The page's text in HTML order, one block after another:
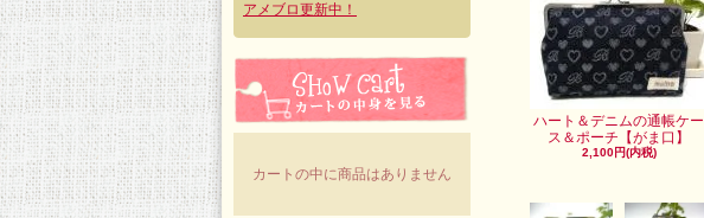
アメブロ更新中！
カートの中に商品はありません
ハート＆デニムの通帳ケー
ス＆ポーチ【がま口】
2,100円(内税)